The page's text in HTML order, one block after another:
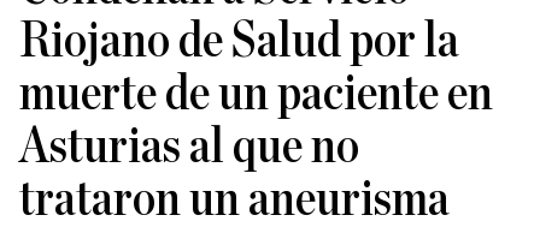
Riojano de Salud por la
muerte de un paciente en
Asturias al que no
trataron un aneurisma